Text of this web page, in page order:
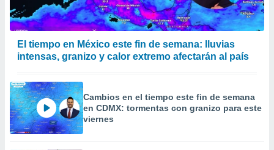
El tiempo en México este fin de semana: lluvias
intensas, granizo y calor extremo afectarán al país
Cambios en el tiempo este fin de semana
en CDMX: tormentas con granizo para este
viernes